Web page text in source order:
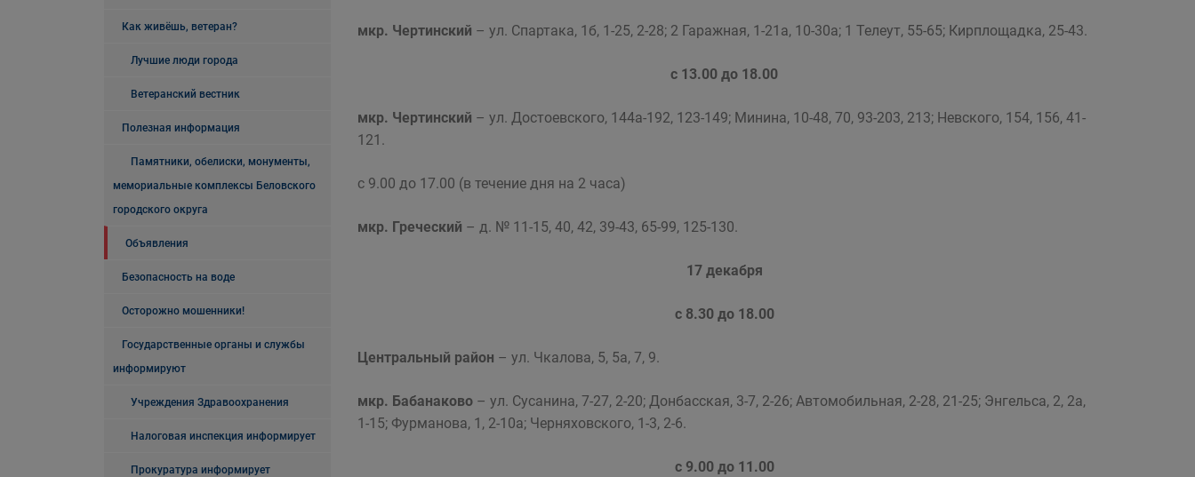
Как живёшь, ветеран?
Лучшие люди города
Ветеранский вестник
Полезная информация
Памятники, обелиски, монументы,
мемориальные комплексы Беловского
городского округа
Объявления
Безопасность на воде
Осторожно мошенники!
Государственные органы и службы
информируют
Учреждения Здравоохранения
Налоговая инспекция информирует
Прокуратура информирует
мкр. Чертинский – ул. Спартака, 1б, 1-25, 2-28; 2 Гаражная, 1-21а, 10-30а; 1 Телеут, 55-65; Кирплощадка, 25-43.
с 13.00 до 18.00
мкр. Чертинский – ул. Достоевского, 144а-192, 123-149; Минина, 10-48, 70, 93-203, 213; Невского, 154, 156, 41-
121.
с 9.00 до 17.00 (в течение дня на 2 часа)
мкр. Греческий – д. № 11-15, 40, 42, 39-43, 65-99, 125-130.
17 декабря
с 8.30 до 18.00
Центральный район – ул. Чкалова, 5, 5а, 7, 9.
мкр. Бабанаково – ул. Сусанина, 7-27, 2-20; Донбасская, 3-7, 2-26; Автомобильная, 2-28, 21-25; Энгельса, 2, 2а,
1-15; Фурманова, 1, 2-10а; Черняховского, 1-3, 2-6.
с 9.00 до 11.00